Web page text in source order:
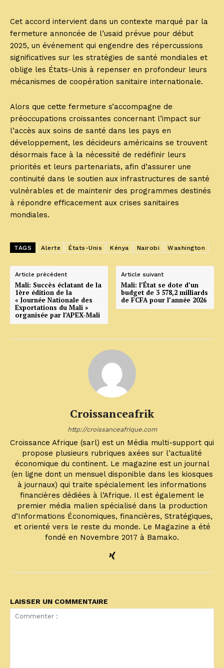
Cet accord intervient dans un contexte marqué par la
fermeture annoncée de l’usaid prévue pour début
2025, un événement qui engendre des répercussions
significatives sur les stratégies de santé mondiales et
oblige les États-Unis à repenser en profondeur leurs
mécanismes de coopération sanitaire internationale.
Alors que cette fermeture s’accompagne de
préoccupations croissantes concernant l’impact sur
l’accès aux soins de santé dans les pays en
développement, les décideurs américains se trouvent
désormais face à la nécessité de redéfinir leurs
priorités et leurs partenariats, afin d’assurer une
continuité dans le soutien aux infrastructures de santé
vulnérables et de maintenir des programmes destinés
à répondre efficacement aux crises sanitaires
mondiales.
TAGS Alerte États-Unis Kénya Nairobi Washington
Article précédent
Mali: Succès éclatant de la
1ère édition de la
« Journée Nationale des
Exportations du Mali »
organisée par l’APEX-Mali
Article suivant
Mali: l’État se dote d’un
budget de 3 578,2 milliards
de FCFA pour l’année 2026
Croissanceafrik
http://croissanceafrique.com
Croissance Afrique (sarl) est un Média multi-support qui
propose plusieurs rubriques axées sur l’actualité
économique du continent. Le magazine est un journal
(en ligne dont un mensuel disponible dans les kiosques
à journaux) qui traite spécialement les informations
financières dédiées à l’Afrique. Il est également le
premier média malien spécialisé dans la production
d’Informations Économiques, financières, Stratégiques,
et orienté vers le reste du monde. Le Magazine a été
fondé en Novembre 2017 à Bamako.
LAISSER UN COMMENTAIRE